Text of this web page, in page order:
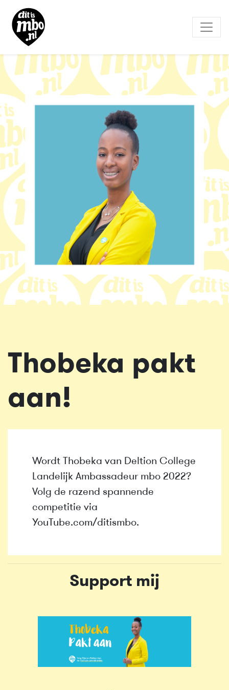
Thobeka pakt
aan!
Wordt Thobeka van Deltion College
Landelijk Ambassadeur mbo 2022?
Volg de razend spannende
competitie via
YouTube.com/ditismbo.
Support mij